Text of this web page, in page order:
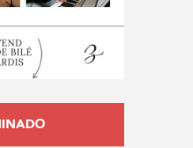
de
animales